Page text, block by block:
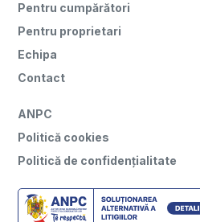
Pentru cumpărători
Pentru proprietari
Echipa
Contact
ANPC
Politică cookies
Politică de confidențialitate